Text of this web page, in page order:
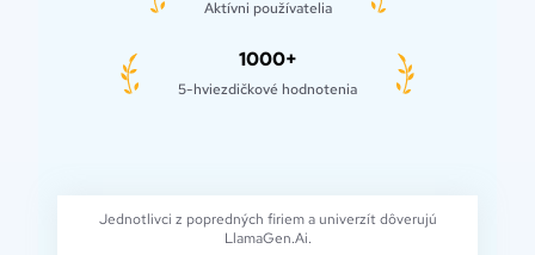
Aktívni používatelia
1000+
5-hviezdičkové hodnotenia
Jednotlivci z popredných firiem a univerzít dôverujú
LlamaGen.Ai.